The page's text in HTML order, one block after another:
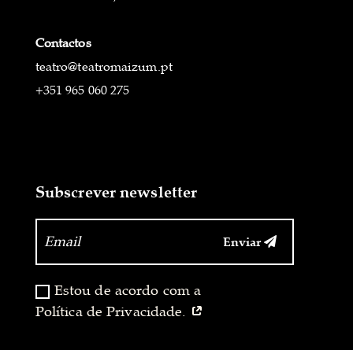
Contactos
teatro@teatromaizum.pt
+351 965 060 275
Subscrever newsletter
‏‏‎ ‎
Estou de acordo com a
Política de Privacidade.
Enviar